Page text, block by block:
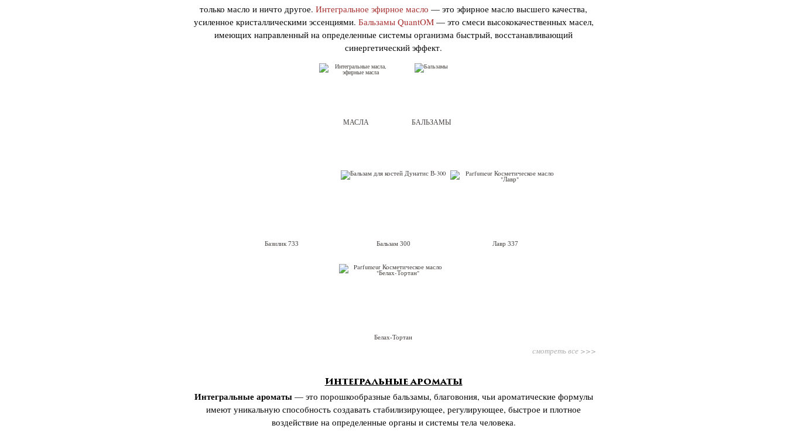
только масло и ничто другое. Интегральное эфирное масло — это эфирное масло высшего качества,
усиленное кристаллическими эссенциями. Бальзамы QuantOM— это смеси высококачественных масел,
имеющих направленный на определенные системы организма быстрый, восстанавливающий
синергетический эффект.
МАСЛА БАЛЬЗАМЫ
Базилик 733 Бальзам 300 Лавр 337
Белах-Тортан
смотреть все >>>
Интегральные ароматы
Интегральные ароматы— это порошкообразные бальзамы, благовония, чьи ароматические формулы
имеют уникальную способность создавать стабилизирующее, регулирующее, быстрое и плотное
воздействие на определенные органы и системы тела человека.